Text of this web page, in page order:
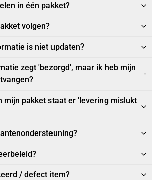
in één pakket?
volgen?
is niet updaten?
zegt 'bezorgd', maar ik heb mijn
mijn pakket staat er 'levering mislukt
/ defect item?